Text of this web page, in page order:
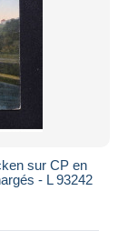
sur CP en
- L 93242